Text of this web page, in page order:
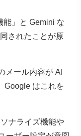
能」と Gemini な
されたことが原
メール内容が AI
Google はこれを
ナライズ機能や